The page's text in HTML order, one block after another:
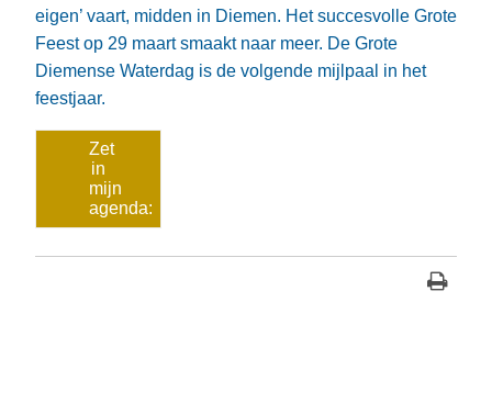
eigen’ vaart, midden in Diemen. Het succesvolle Grote
Feest op 29 maart smaakt naar meer. De Grote
Diemense Waterdag is de volgende mijlpaal in het
feestjaar.
Zet
in
mijn
agenda: